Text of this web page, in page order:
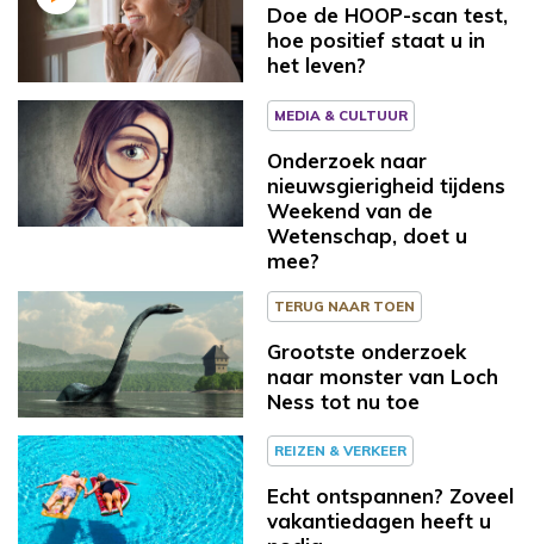
Doe de HOOP-scan test,
hoe positief staat u in
het leven?
MEDIA & CULTUUR
Onderzoek naar
nieuwsgierigheid tijdens
Weekend van de
Wetenschap, doet u
mee?
TERUG NAAR TOEN
Grootste onderzoek
naar monster van Loch
Ness tot nu toe
REIZEN & VERKEER
Echt ontspannen? Zoveel
vakantiedagen heeft u